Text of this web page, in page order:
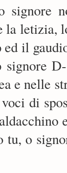
signore
la letizia,
il
e nelle
di
tu, o